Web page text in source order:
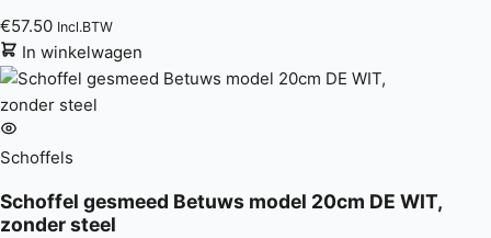
€57.50 Incl.BTW
In winkelwagen
Schoffels
Schoffel gesmeed Betuws model 20cm DE WIT,
zonder steel